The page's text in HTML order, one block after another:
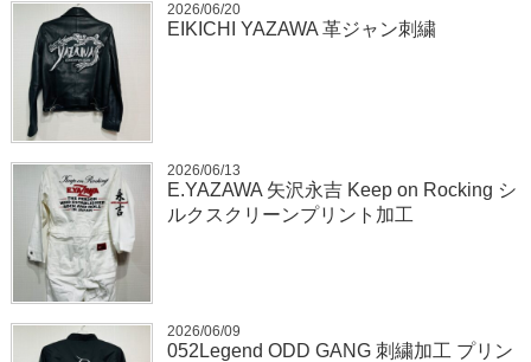
2026/06/20
EIKICHI YAZAWA 革ジャン刺繍
2026/06/13
E.YAZAWA 矢沢永吉 Keep on Rocking シ
ルクスクリーンプリント加工
2026/06/09
052Legend ODD GANG 刺繍加工 プリン